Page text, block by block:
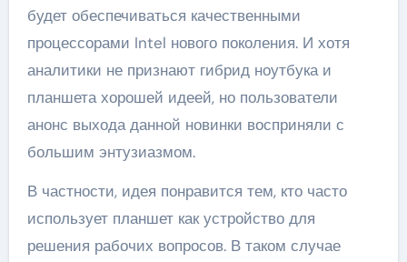
будет обеспечиваться качественными
процессорами Intel нового поколения. И хотя
аналитики не признают гибрид ноутбука и
планшета хорошей идеей, но пользователи
анонс выхода данной новинки восприняли с
большим энтузиазмом.
В частности, идея понравится тем, кто часто
использует планшет как устройство для
решения рабочих вопросов. В таком случае